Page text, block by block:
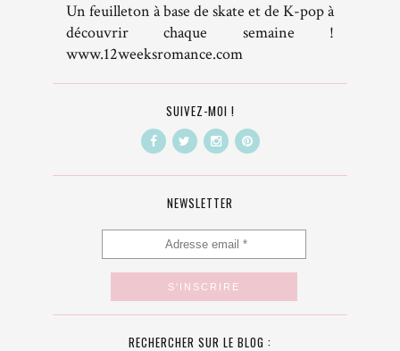
Un feuilleton à base de skate et de K-pop à
découvrir chaque semaine !
www.12weeksromance.com
SUIVEZ-MOI !
NEWSLETTER
RECHERCHER SUR LE BLOG :